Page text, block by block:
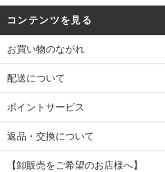
コンテンツを見る
お買い物のながれ
配送について
ポイントサービス
返品・交換について
【卸販売をご希望のお店様へ】